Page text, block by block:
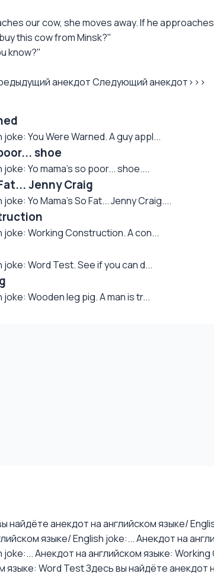
our cow, she moves away. If he
this cow from Minsk?"
know?"
анекдотСледующий анекдот>>>
You Were Warned. A guy appl...
shoe
Yo mama's so poor... shoe....
Jenny Craig
Yo Mama's So Fat... Jenny Craig....
joke: Working Construction. A con...
Word Test. See if you can d...
Wooden leg pig. A man is tr...
найдёте анекдот на английском языке/
языке/ English joke:...Анекдот на
joke:...Анекдот на английском языке:
языке: Word TestЗдесь вы найдёте анекдот